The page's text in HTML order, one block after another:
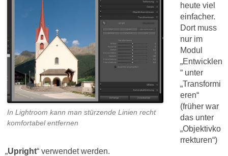
In Lightroom kann man stürzende Linien recht
komfortabel entfernen
heute viel
einfacher.
Dort muss
nur im
Modul
„Entwicklen
“ unter
„Transformi
eren“
(früher war
das unter
„Objektivko
rrekturen“)
„Upright“ verwendet werden.